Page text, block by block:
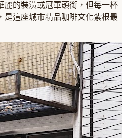
麗的裝潢或冠軍頭銜，但每一杯
是這座城市精品咖啡文化紮根最